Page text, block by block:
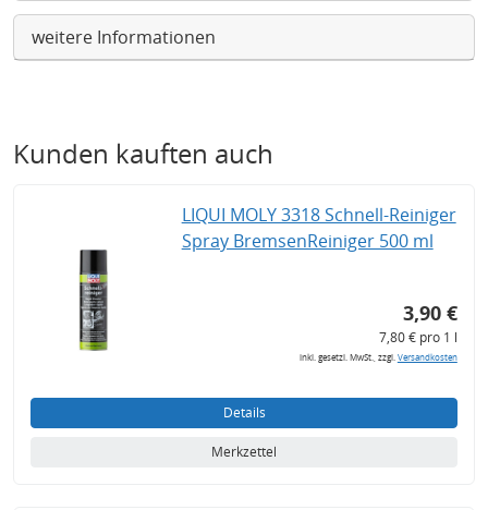
weitere Informationen
Kunden kauften auch
LIQUI MOLY 3318 Schnell-Reiniger
Spray BremsenReiniger 500 ml
3,90 €
7,80 € pro 1 l
inkl. gesetzl. MwSt., zzgl.Versandkosten
Details
Merkzettel